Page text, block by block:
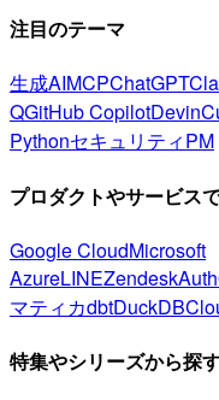
注目のテーマ
生成AIMCPChatGPT
QGitHub CopilotDevin
PythonセキュリティPM
プロダクトやサービス
Google CloudMicrosoft
AzureLINEZendesk
マティカdbtDuckDB
特集やシリーズから探